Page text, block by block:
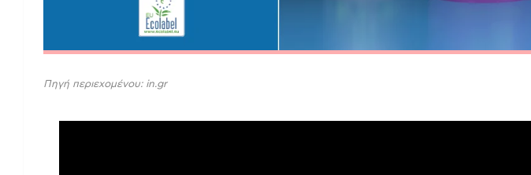
Πηγή περιεχομένου: in.gr